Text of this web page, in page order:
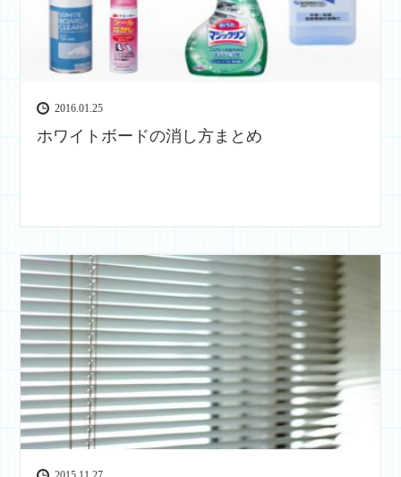
2016.01.25
ホワイトボードの消し方まとめ